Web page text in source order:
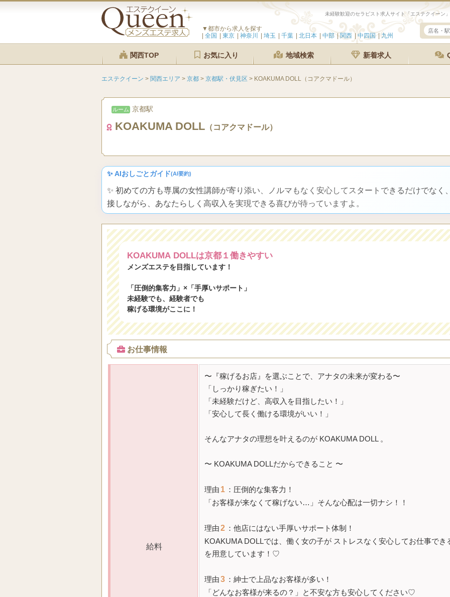
▼都市から求人を探す
全国
東京 神奈川 埼玉 千葉 北日本 中部 関西 中四国 九州
関西TOP お気に入り 地域検索 新着求人
エステクイーン > 関西エリア > 京都 > 京都駅・伏見区 > KOAKUMA DOLL（コアクマドール）
ルーム 京都駅
KOAKUMA DOLL （コアクマドール）
✨ AIおしごとガイド(AI要約)
✨ 初めての方も専属の女性講師が寄り添い、ノルマもなく安心してスタートできるだけでなく
接しながら、あなたらしく高収入を実現できる喜びが待っていますよ。
KOAKUMA DOLLは京都１働きやすい
メンズエステを目指しています！
「圧倒的集客力」×「手厚いサポート」
未経験でも、経験者でも
稼げる環境がここに！
お仕事情報
給料
〜『稼げるお店』を選ぶことで、アナタの未来が変わる〜
「しっかり稼ぎたい！」
「未経験だけど、高収入を目指したい！」
「安心して長く働ける環境がいい！」
そんなアナタの理想を叶えるのが KOAKUMA DOLL 。
〜 KOAKUMA DOLLだからできること 〜
理由 1 ：圧倒的な集客力！
「お客様が来なくて稼げない…」そんな心配は一切ナシ！！
理由2 ：他店にはない手厚いサポート体制！
KOAKUMA DOLLでは、働く女の子が ストレスなく安心してお仕事で
を用意しています！♡
理由3 ：紳士で上品なお客様が多い！
「どんなお客様が来るの？」と不安な方も安心してください♡